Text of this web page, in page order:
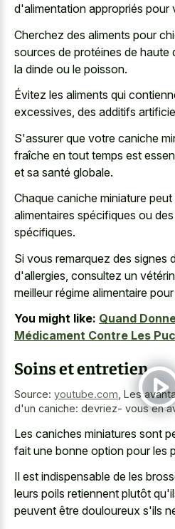
d'alimentation appropriés pour
Cherchez des aliments pour
sources de protéines de haute
la dinde ou le poisson.
Évitez les aliments qui
excessives, des additifs
S'assurer que votre caniche
fraîche en tout temps est
et sa santé globale.
Chaque caniche miniature
alimentaires spécifiques ou
spécifiques.
Si vous remarquez des signes
d'allergies, consultez un
meilleur régime alimentaire
You might like: Quand
Médicament Contre Les
Soins et entretien
Source: youtube.com, Les
d'un caniche: devriez- vous en
Les caniches miniatures sont
fait une bonne option pour les
Il est indispensable de les
leurs poils retiennent plutôt
peuvent être douloureux s'ils